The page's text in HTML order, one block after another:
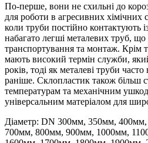
По-перше, вони не схильні до
для роботи в агресивних
коли труби постійно контактують
набагато легші металевих труб,
транспортування та монтаж. Крім
мають високий термін служби,
років, тоді як металеві труби
раніше. Склопластик також більш
температурам та механічним
універсальним матеріалом для
Діаметр: DN 300мм, 350мм,
700мм, 800мм, 900мм, 1000мм,